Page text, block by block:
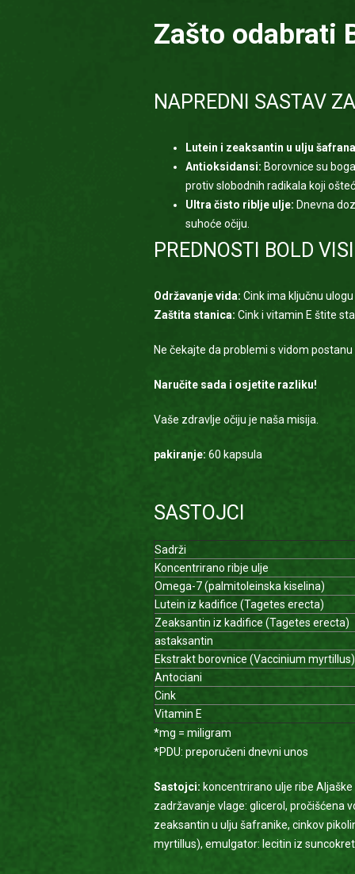
Zašto odabrati
NAPREDNI SASTAV
Lutein i zeaksantin u ulju
Antioksidansi: Borovnice su
protiv slobodnih radikala koji
Ultra čisto riblje ulje: Dnevna
suhoće očiju.
PREDNOSTI BOLD
Održavanje vida: Cink ima ključnu
Zaštita stanica: Cink i vitamin E štite
Ne čekajte da problemi s vidom
Naručite sada i osjetite razliku!
Vaše zdravlje očiju je naša misija.
pakiranje: 60 kapsula
SASTOJCI
Sadrži
Koncentrirano ribje ulje
Omega-7 (palmitoleinska kiselina)
Lutein iz kadifice (Tagetes erecta)
Zeaksantin iz kadifice (Tagetes erecta)
astaksantin
Ekstrakt borovnice (Vaccinium myrtillus)
Antociani
Cink
Vitamin E
*mg = miligram
*PDU: preporučeni dnevni unos
Sastojci: koncentrirano ulje ribe
zadržavanje vlage: glicerol, pročišćena
zeaksantin u ulju šafranike, cinkov
myrtillus), emulgator: lecitin iz